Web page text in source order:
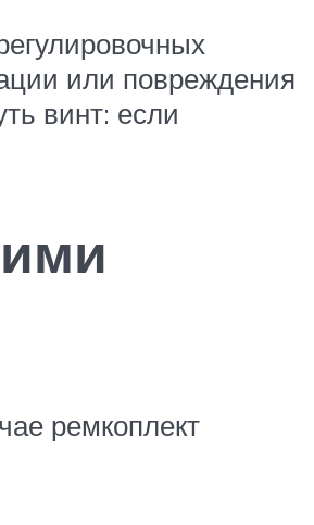
или повреждения
винт: если
ремкоплект